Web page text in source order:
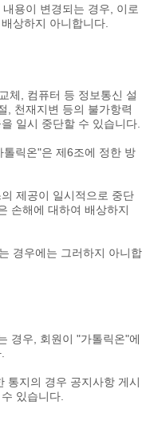
용이 변경되는 경우, 이로
상하지 아니합니다.
체, 컴퓨터 등 정보통신 설
, 천재지변 등의 불가항력
일시 중단할 수 있습니다.
릭온"은 제6조에 정한 방
제공이 일시적으로 중단
손해에 대하여 배상하지
경우에는 그러하지 아니합
경우, 회원이 "가톨릭온"에
통지의 경우 공지사항 게시
있습니다.